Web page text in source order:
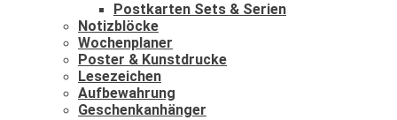
Postkarten Sets & Serien
Notizblöcke
Wochenplaner
Poster & Kunstdrucke
Lesezeichen
Aufbewahrung
Geschenkanhänger